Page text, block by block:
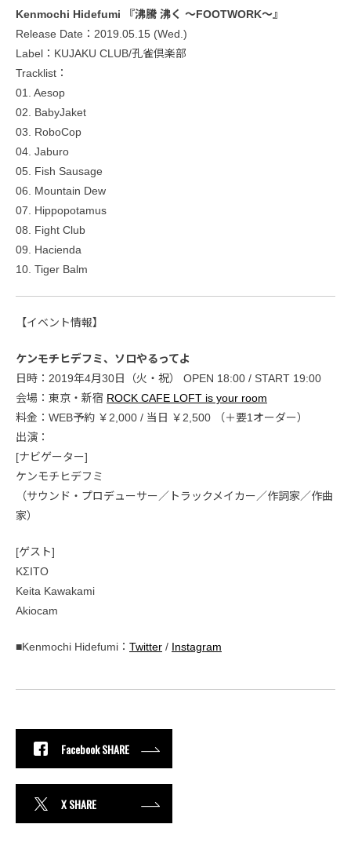
Kenmochi Hidefumi 『沸騰 沸く ～FOOTWORK～』
Release Date：2019.05.15 (Wed.)
Label：KUJAKU CLUB/孔雀倶楽部
Tracklist：
01. Aesop
02. BabyJaket
03. RoboCop
04. Jaburo
05. Fish Sausage
06. Mountain Dew
07. Hippopotamus
08. Fight Club
09. Hacienda
10. Tiger Balm
【イベント情報】
ケンモチヒデフミ、ソロやるってよ
日時：2019年4月30日（火・祝） OPEN 18:00 / START 19:00
会場：東京・新宿 ROCK CAFE LOFT is your room
料金：WEB予約 ￥2,000 / 当日 ￥2,500 （＋要1オーダー）
出演：
[ナビゲーター]
ケンモチヒデフミ
（サウンド・プロデューサー／トラックメイカー／作詞家／作曲
家）
[ゲスト]
KΣITO
Keita Kawakami
Akiocam
■Kenmochi Hidefumi： Twitter / Instagram
Facebook SHARE
X SHARE